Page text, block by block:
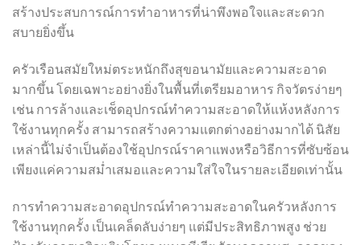
สร้างประสบการณ์การทำอาหารที่น่าพึงพอใจและสะดวก
สบายยิ่งขึ้น
ครัวเรือนสมัยใหม่ตระหนักถึงสุขอนามัยและความสะอาด
มากขึ้น โดยเฉพาะอย่างยิ่งในพื้นที่เตรียมอาหาร กิจวัตรง่ายๆ
เช่น การล้างและเช็ดอุปกรณ์ทำความสะอาดให้แห้งหลังการ
ใช้งานทุกครั้ง สามารถสร้างความแตกต่างอย่างมากได้ นิสัย
เหล่านี้ไม่จำเป็นต้องใช้อุปกรณ์ราคาแพงหรือวิธีการที่ซับซ้อน
เพียงแค่ความสม่ำเสมอและความใส่ใจในรายละเอียดเท่านั้น
การทำความสะอาดอุปกรณ์ทำความสะอาดในครัวหลังการ
ใช้งานทุกครั้ง เป็นเคล็ดลับง่ายๆ แต่มีประสิทธิภาพสูง ช่วย